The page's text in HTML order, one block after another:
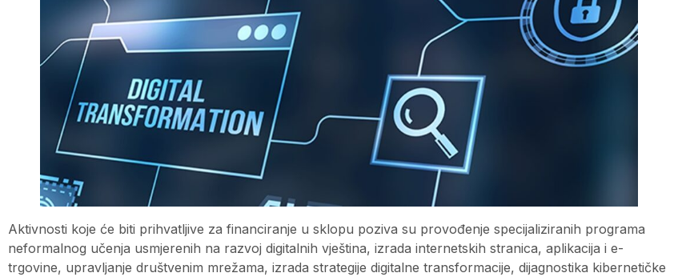
Aktivnosti koje će biti prihvatljive za financiranje u sklopu poziva su provođenje specijaliziranih programa
neformalnog učenja usmjerenih na razvoj digitalnih vještina, izrada internetskih stranica, aplikacija i e-
trgovine, upravljanje društvenim mrežama, izrada strategije digitalne transformacije, dijagnostika kibernetičke